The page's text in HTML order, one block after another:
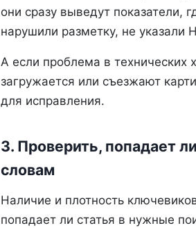
они сразу выведут показатели,
нарушили разметку, не указали
А если проблема в технических
загружается или съезжают
для исправления.
3. Проверить, попадает
словам
Наличие и плотность
попадает ли статья в нужные